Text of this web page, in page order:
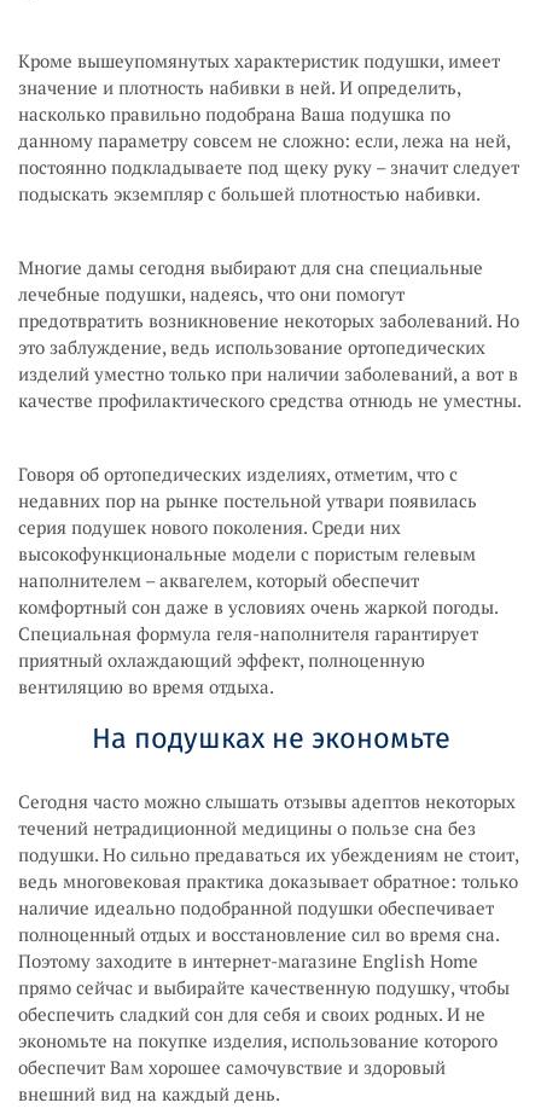
Кроме вышеупомянутых характеристик подушки, имеет
значение и плотность набивки в ней. И определить,
насколько правильно подобрана Ваша подушка по
данному параметру совсем не сложно: если, лежа на ней,
постоянно подкладываете под щеку руку – значит следует
подыскать экземпляр с большей плотностью набивки.
Многие дамы сегодня выбирают для сна специальные
лечебные подушки, надеясь, что они помогут
предотвратить возникновение некоторых заболеваний. Но
это заблуждение, ведь использование ортопедических
изделий уместно только при наличии заболеваний, а вот в
качестве профилактического средства отнюдь не уместны.
Говоря об ортопедических изделиях, отметим, что с
недавних пор на рынке постельной утвари появилась
серия подушек нового поколения. Среди них
высокофункциональные модели с пористым гелевым
наполнителем – аквагелем, который обеспечит
комфортный сон даже в условиях очень жаркой погоды.
Специальная формула геля-наполнителя гарантирует
приятный охлаждающий эффект, полноценную
вентиляцию во время отдыха.
На подушках не экономьте
Сегодня часто можно слышать отзывы адептов некоторых
течений нетрадиционной медицины о пользе сна без
подушки. Но сильно предаваться их убеждениям не стоит,
ведь многовековая практика доказывает обратное: только
наличие идеально подобранной подушки обеспечивает
полноценный отдых и восстановление сил во время сна.
Поэтому заходите в интернет-магазине English Home
прямо сейчас и выбирайте качественную подушку, чтобы
обеспечить сладкий сон для себя и своих родных. И не
экономьте на покупке изделия, использование которого
обеспечит Вам хорошее самочувствие и здоровый
внешний вид на каждый день.